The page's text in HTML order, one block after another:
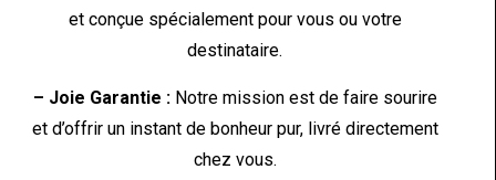
et conçue spécialement pour vous ou votre
destinataire.
– Joie Garantie :Notre mission est de faire sourire
et d’offrir un instant de bonheur pur, livré directement
chez vous.